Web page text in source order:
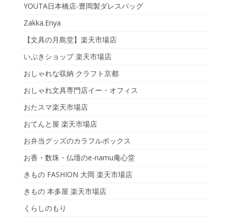
YOUTA日本橋店-豊岡製ダレスバッグ
Zakka.Enya
【文具の月島堂】楽天市場店
いぶきショップ 楽天市場店
おしゃれな収納 クラフト京都
おしゃれ文具専門店イー・オフィス
おたスマ楽天市場店
おてんと屋 楽天市場店
お弁当グッズのカラフルボックス
お香・数珠・仏壇のe-namu庵心堂
きもの FASHION 大岡 楽天市場店
きもの 本多屋 楽天市場店
くらしのもり